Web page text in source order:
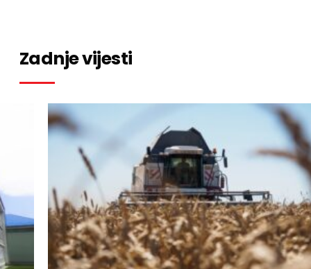
Zadnje vijesti